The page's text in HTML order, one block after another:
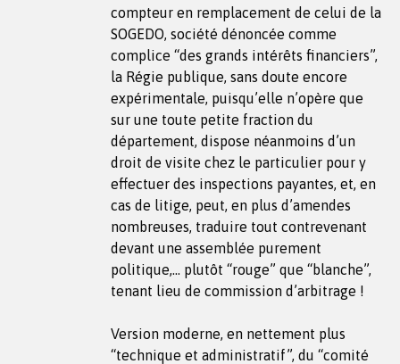
compteur en remplacement de celui de la
SOGEDO, société dénoncée comme
complice “des grands intérêts financiers”,
la Régie publique, sans doute encore
expérimentale, puisqu’elle n’opère que
sur une toute petite fraction du
département, dispose néanmoins d’un
droit de visite chez le particulier pour y
effectuer des inspections payantes, et, en
cas de litige, peut, en plus d’amendes
nombreuses, traduire tout contrevenant
devant une assemblée purement
politique,… plutôt “rouge” que “blanche”,
tenant lieu de commission d’arbitrage !
Version moderne, en nettement plus
“technique et administratif”, du “comité